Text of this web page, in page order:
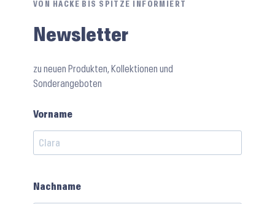
VON HACKE BIS SPITZE INFORMIERT
Newsletter
zu neuen Produkten, Kollektionen und
Sonderangeboten
Vorname
Nachname